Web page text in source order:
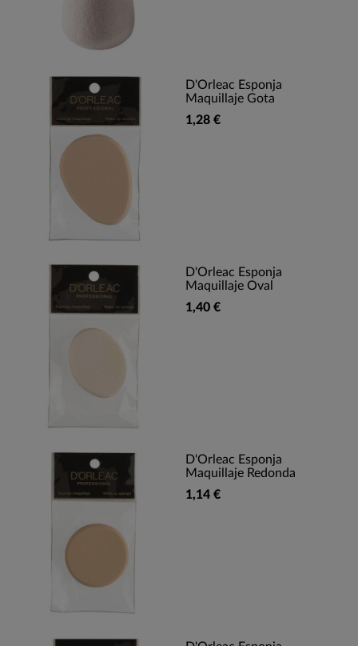
D'Orleac Esponja
Maquillaje Gota
1,28 €
D'Orleac Esponja
Maquillaje Oval
1,40 €
D'Orleac Esponja
Maquillaje Redonda
1,14 €